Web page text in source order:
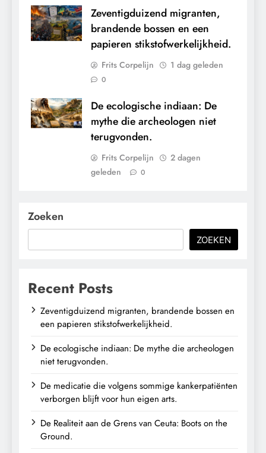
Zeventigduizend migranten,
brandende bossen en een
papieren stikstofwerkelijkheid.
Frits Corpelijn 1 dag geleden
0
De ecologische indiaan: De
mythe die archeologen niet
terugvonden.
Frits Corpelijn
2 dagen
geleden
0
Zoeken
ZOEKEN
Recent Posts
Zeventigduizend migranten, brandende bossen en
een papieren stikstofwerkelijkheid.
De ecologische indiaan: De mythe die archeologen
niet terugvonden.
De medicatie die volgens sommige kankerpatiënten
verborgen blijft voor hun eigen arts.
De Realiteit aan de Grens van Ceuta: Boots on the
Ground.